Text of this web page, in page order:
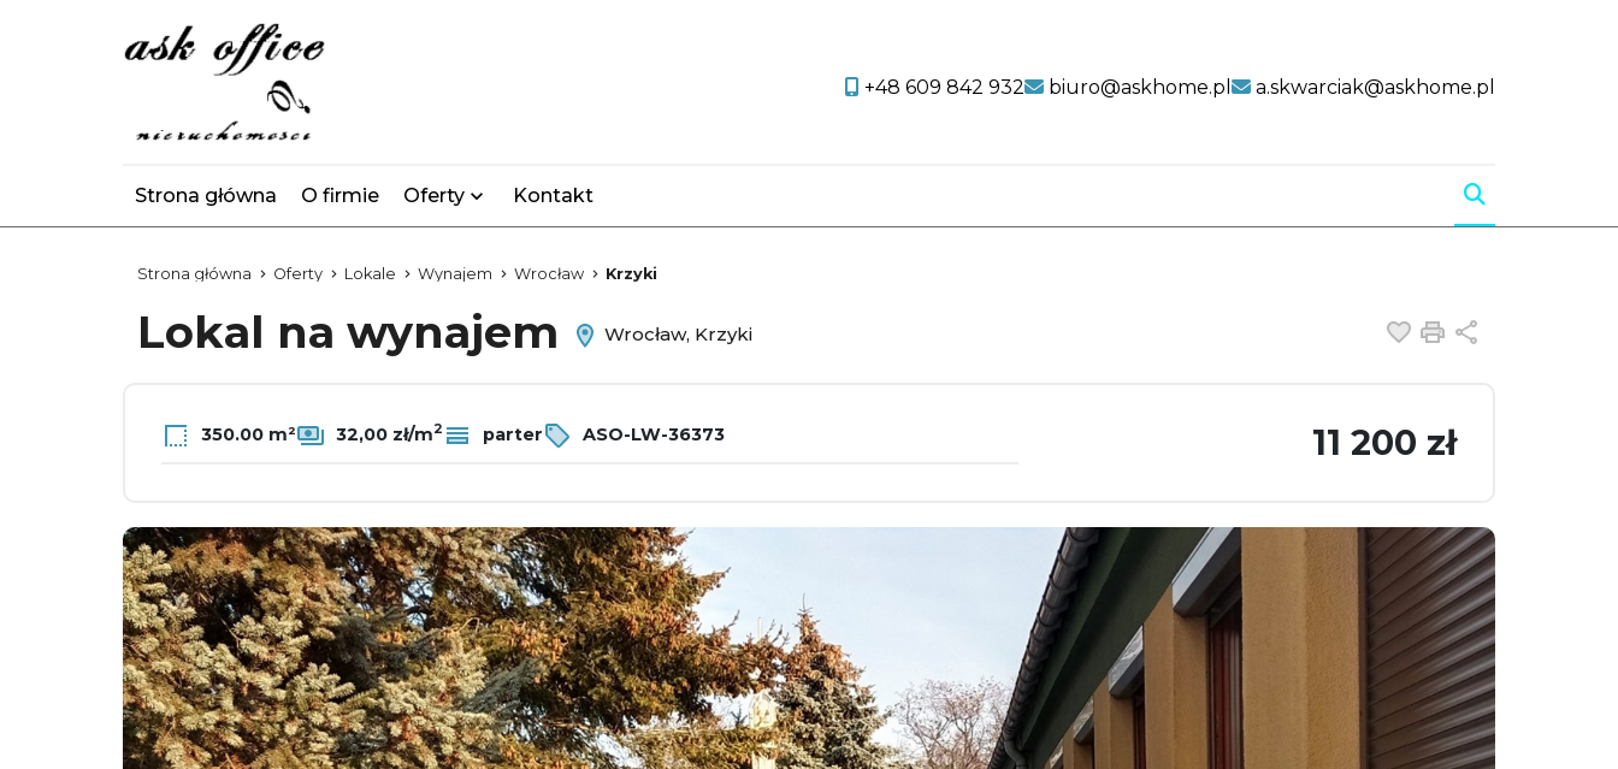
+48 609 842 932 biuro@askhome.pl a.skwarciak@askhome.pl
Strona główna O firmie Oferty Kontakt
Strona główna Oferty Lokale Wynajem Wrocław Krzyki
Lokal na wynajem Wrocław, Krzyki Dodaj do
Drukuj
350.00 m² 32,00 zł/m2 parter ASO-LW-36373 11 200 zł